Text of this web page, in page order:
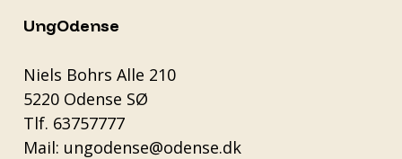
UngOdense
Niels Bohrs Alle 210
5220 Odense SØ
Tlf. 63757777
Mail: ungodense@odense.dk